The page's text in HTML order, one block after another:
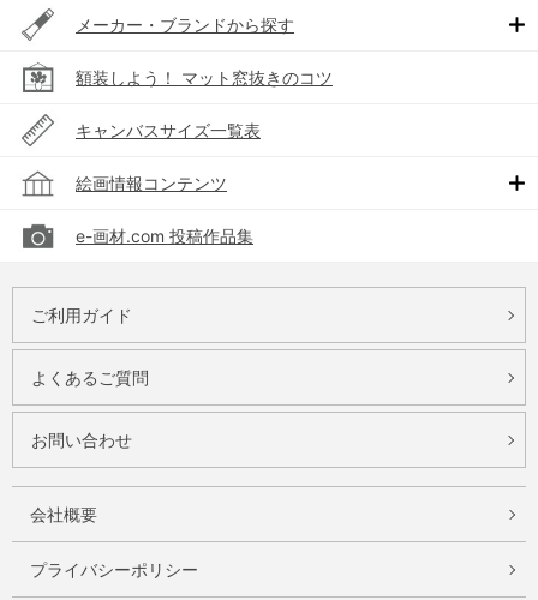
メーカー・ブランドから探す
額装しよう！ マット窓抜きのコツ
キャンバスサイズ一覧表
絵画情報コンテンツ
e-画材.com 投稿作品集
ご利用ガイド
よくあるご質問
お問い合わせ
会社概要
プライバシーポリシー